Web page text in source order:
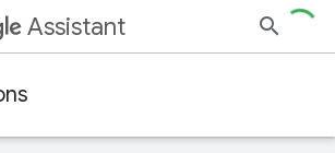
Assistant